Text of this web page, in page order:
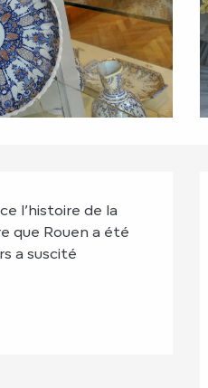
l’histoire de la
que Rouen a été
a suscité